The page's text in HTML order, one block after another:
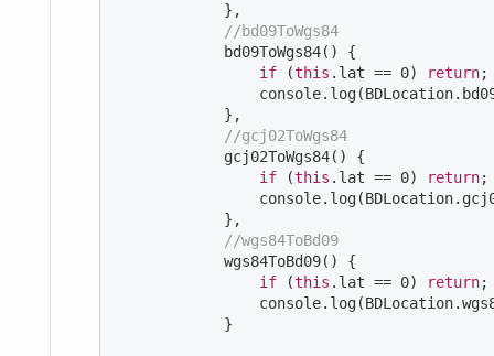
            },
//bd09ToWgs84
            bd09ToWgs84() {
if (this .lat == 0) return;
console
            },
//gcj02ToWgs84
            gcj02ToWgs84() {
if (this .lat == 0) return;
console
            },
//wgs84ToBd09
            wgs84ToBd09() {
if (this .lat == 0) return;
console
            }